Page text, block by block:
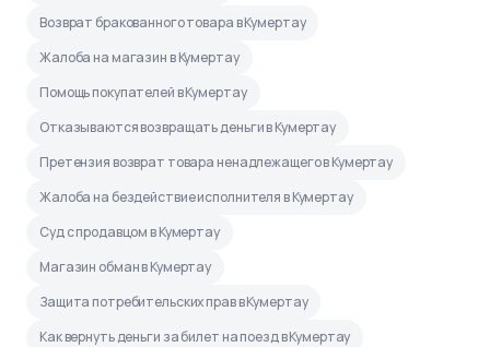
Возврат бракованного товара в Кумертау
Жалоба на магазин в Кумертау
Помощь покупателей в Кумертау
Отказываются возвращать деньги в Кумертау
Претензия возврат товара ненадлежащего в Кумертау
Жалоба на бездействие исполнителя в Кумертау
Суд с продавцом в Кумертау
Магазин обман в Кумертау
Защита потребительских прав в Кумертау
Как вернуть деньги за билет на поезд в Кумертау